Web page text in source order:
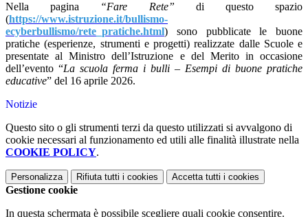
Nella pagina “Fare Rete” di questo spazio
(https://www.istruzione.it/bullismo-
ecyberbullismo/rete_pratiche.html) sono pubblicate le buone
pratiche (esperienze, strumenti e progetti) realizzate dalle Scuole e
presentate al Ministro dell’Istruzione e del Merito in occasione
dell’evento “La scuola ferma i bulli – Esempi di buone pratiche
educative” del 16 aprile 2026.
Notizie
Questo sito o gli strumenti terzi da questo utilizzati si avvalgono di
cookie necessari al funzionamento ed utili alle finalità illustrate nella
COOKIE POLICY.
Personalizza Rifiuta tutti i cookies Accetta tutti i cookies
Gestione cookie
In questa schermata è possibile scegliere quali cookie consentire.